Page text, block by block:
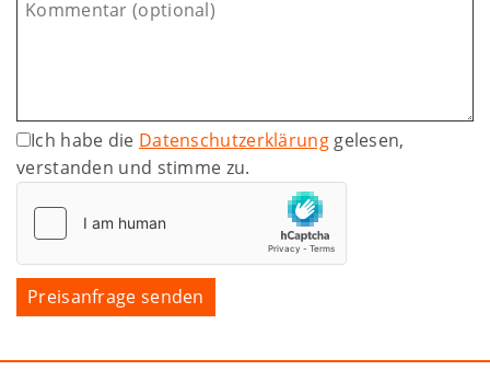
Ich habe die Datenschutzerklärunggelesen,
verstanden und stimme zu.